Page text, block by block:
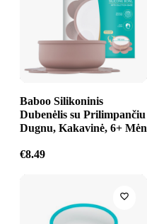
Baboo Silikoninis
Dubenėlis su Prilimpančiu
Dugnu, Kakavinė, 6+ Mėn
€8.49